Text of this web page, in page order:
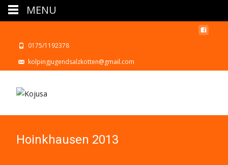
0175/1192378
kolpingjugendsalzkotten@gmail.com
Hoinkhausen 2013
MENU